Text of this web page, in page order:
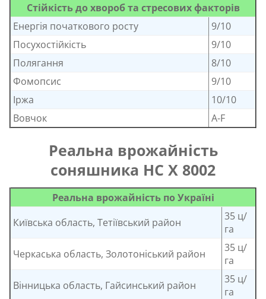
Стійкість до хвороб та стресових факторів
Енергія початкового росту
9/10
Посухостійкість
9/10
Полягання
8/10
Фомопсис
9/10
Іржа
10/10
Вовчок
A-F
Реальна врожайність
соняшника НС Х 8002
Реальна врожайність по Україні
Київська область, Тетіївський район
35 ц/
га
Черкаська область, Золотоніський район
35 ц/
га
Вінницька область, Гайсинський район
35 ц/
га